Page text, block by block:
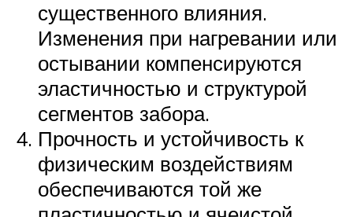
существенного влияния.
Изменения при нагревании или
остывании компенсируются
эластичностью и структурой
сегментов забора.
Прочность и устойчивость к
физическим воздействиям
обеспечиваются той же